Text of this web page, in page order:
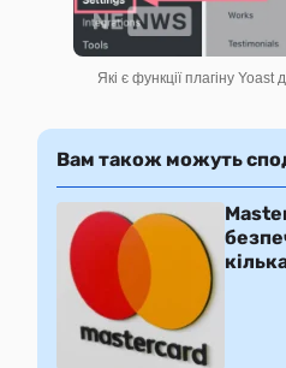
Які є функції плагіну
Вам також можуть